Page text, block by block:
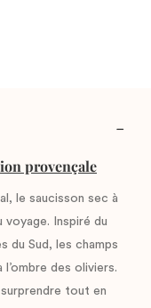
provençale
le saucisson sec à
voyage. Inspiré du
du Sud, les champs
des oliviers.
tout en